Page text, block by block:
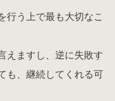
行う上で最も大切なこ
えますし、逆に失敗す
も、継続してくれる可